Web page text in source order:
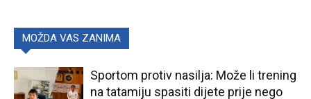
MOŽDA VAS ZANIMA
Sportom protiv nasilja: Može li trening
na tatamiju spasiti dijete prije nego